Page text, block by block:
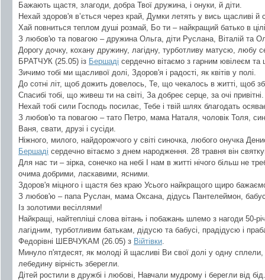
Бажають щастя, злагоди, добра Твої дружина, і онуки, й діти.
Нехай здоров'я в’ється через край, Думки летять у вись щасливі й
Хай повниться теплом душі розмай, Бо ти – найкращий батько в
З любов'ю та повагою – дружина Ольга, діти Руслана, Віталій та
Дорогу дочку, кохану дружину, лагідну, турботливу матусю, любу
БРАТЧУК (25.05) із Бершаді сердечно вітаємо з гарним ювілеєм
Зичимо тобі ми щасливої долі, Здоров'я і радості, як квітів у полі.
До сотні літ, щоб дожить довелось, Те, що чекалось в житті, щоб
Спасибі тобі, що живеш ти на світі, За добреє серце, за очі привітні.
Нехай тобі сили Господь посилає, Тебе і твій шлях благодать
З любов'ю та повагою – тато Петро, мама Наталя, чоловік Толя,
Ваня, свати, друзі і сусіди.
Ніжного, милого, найдорожчого у світі синочка, любого онучка
Бершаді сердечно вітаємо з днем народження. 28 травня він
Для нас ти – зірка, сонечко на небі І нам в житті нічого більш не
очима добрими, ласкавими, ясними.
Здоров'я міцного і щастя без краю Усього найкращого щиро
З любов'ю – папа Руслан, мама Оксана, дідусь Пантелеймон,
Із золотими весіллями!
Найкращі, найтепліші слова вітань і побажань шлемо з нагоди 50-
лагідним, турботливим батькам, дідусю та бабусі, прадідусю і
Федорівні ШЕВЧУКАМ (26.05) з Війтівки
Минуло п'ятдесят, як молоді й щасливі Ви свої долі у одну
лебедину вірність зберегли.
Дітей ростили в дружбі і любові, Навчали мудрому і берегли від бід.